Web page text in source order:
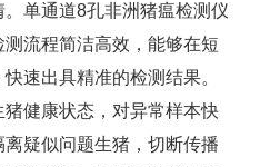
单通道8孔非洲猪瘟检测仪
流程简洁高效，能够在短
速出具精准的检测结果。
健康状态，对异常样本快
疑似问题生猪，切断传播